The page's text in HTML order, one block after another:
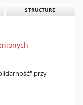
STRUCTURE
przy